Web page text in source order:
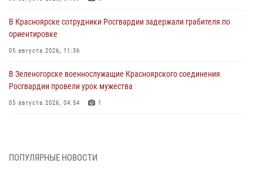
В Красноярске сотрудники Росгвардии задержали грабителя по
ориентировке
05 августа 2026, 11:36
В Зеленогорске военнослужащие Красноярского соединения
Росгвардии провели урок мужества
05 августа 2026, 04:54 1
05 августа 2026, 04:52 1
ПОПУЛЯРНЫЕ НОВОСТИ